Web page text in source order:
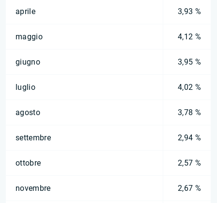
aprile 3,93 %
maggio 4,12 %
giugno 3,95 %
luglio 4,02 %
agosto 3,78 %
settembre 2,94 %
ottobre 2,57 %
novembre 2,67 %